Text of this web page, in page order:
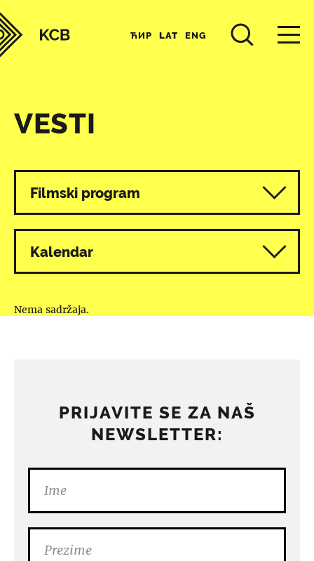
ЋИР LAT ENG
VESTI
Svi programi
Filmski program
Kalendar
Nema sadržaja.
PRIJAVITE SE ZA NAŠ
NEWSLETTER: